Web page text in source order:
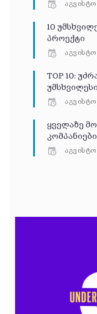
აგვისტო
10
პროექტი
აგვისტო
TOP 10:
აგვისტო
ყველაზე
კომპანიები
აგვისტო